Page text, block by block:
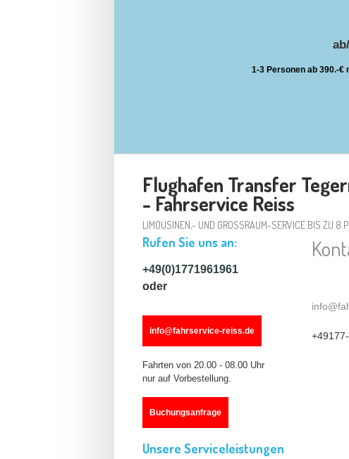
1-3 Personen ab 390.-€
Flughafen Transfer
- Fahrservice Reiss
LIMOUSINEN,- UND GROSSRAUM-SERVICE BIS ZU 8
Rufen Sie uns an:
+49(0)1771961961
oder
info@fahrservice-reiss.de
Fahrten von 20.00 - 08.00 Uhr
nur auf Vorbestellung.
Buchungsanfrage
Unsere Serviceleistungen